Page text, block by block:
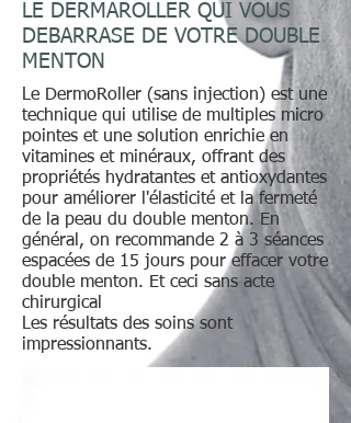
LE DERMAROLLER QUI VOUS
DEBARRASE DE VOTRE DOUBLE
MENTON
Le DermoRoller (sans injection) est une
technique qui utilise de multiples micro
pointes et une solution enrichie en
vitamines et minéraux, offrant des
propriétés hydratantes et antioxydantes
pour améliorer l'élasticité et la fermeté
de la peau du double menton. En
général, on recommande 2 à 3 séances
espacées de 15 jours pour effacer votre
double menton. Et ceci sans acte
chirurgical
Les résultats des soins sont
impressionnants.